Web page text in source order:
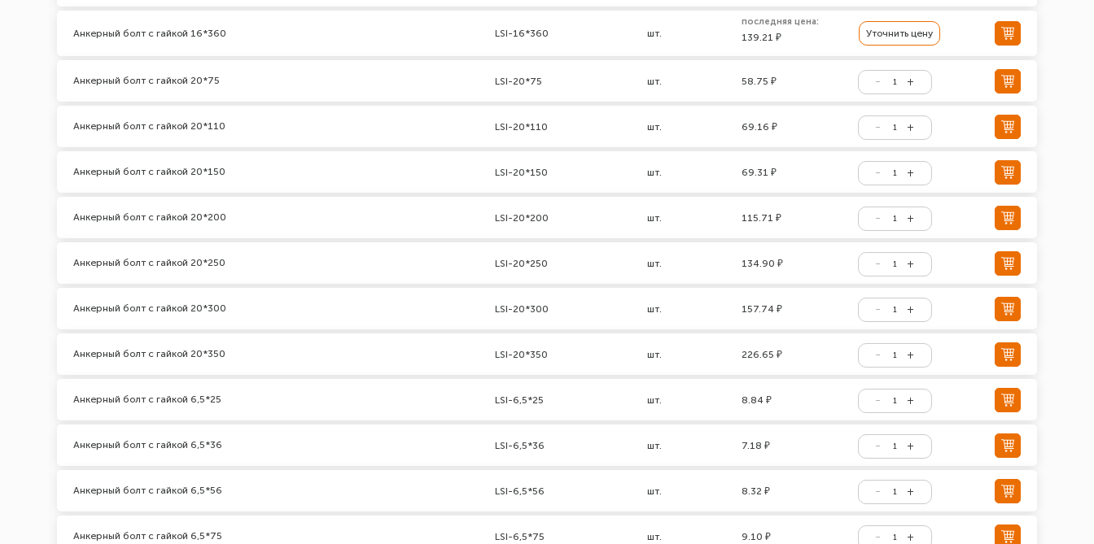
Анкерный болт с гайкой 16*360 LSI-16*360 шт.
последняя цена:
139.21 ₽ Уточнить цену
Анкерный болт с гайкой 20*75 LSI-20*75 шт. 58.75 ₽
Анкерный болт с гайкой 20*110 LSI-20*110 шт. 69.16 ₽
Анкерный болт с гайкой 20*150 LSI-20*150 шт. 69.31 ₽
Анкерный болт с гайкой 20*200 LSI-20*200 шт. 115.71 ₽
Анкерный болт с гайкой 20*250 LSI-20*250 шт. 134.90 ₽
Анкерный болт с гайкой 20*300 LSI-20*300 шт. 157.74 ₽
Анкерный болт с гайкой 20*350 LSI-20*350 шт. 226.65 ₽
Анкерный болт с гайкой 6,5*25 LSI-6,5*25 шт. 8.84 ₽
Анкерный болт с гайкой 6,5*36 LSI-6,5*36 шт. 7.18 ₽
Анкерный болт с гайкой 6,5*56 LSI-6,5*56 шт. 8.32 ₽
Анкерный болт с гайкой 6,5*75 LSI-6,5*75 шт. 9.10 ₽